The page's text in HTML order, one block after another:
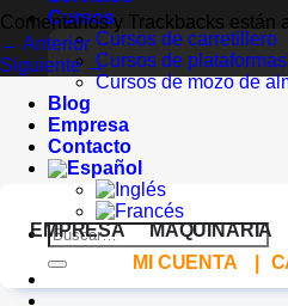
Cursos
Cursos de carretillero
Cursos de
Cursos de mozo de
Blog
Empresa
Contacto
Buscar
por:
Comentarios y Trackbacks están
← Anterior
Siguiente →
EMPRESA MAQUINARIA
MI CUENTA